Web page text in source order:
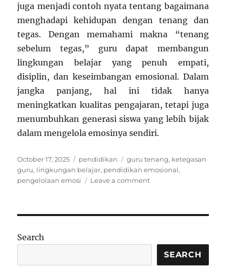
juga menjadi contoh nyata tentang bagaimana
menghadapi kehidupan dengan tenang dan
tegas. Dengan memahami makna “tenang
sebelum tegas,” guru dapat membangun
lingkungan belajar yang penuh empati,
disiplin, dan keseimbangan emosional. Dalam
jangka panjang, hal ini tidak hanya
meningkatkan kualitas pengajaran, tetapi juga
menumbuhkan generasi siswa yang lebih bijak
dalam mengelola emosinya sendiri.
Posted
on
October 17, 2025 Categories
pendidikan Tags
guru tenang, ketegasan
guru, lingkungan belajar, pendidikan emosional,
pengelolaan emosi
Leave a commenton
Sebelum
Mengajar
dengan
Search
SEARCH